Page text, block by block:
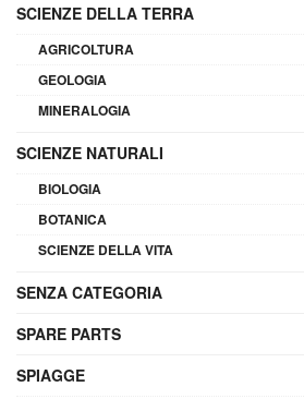
SCIENZE DELLA TERRA
AGRICOLTURA
GEOLOGIA
MINERALOGIA
SCIENZE NATURALI
BIOLOGIA
BOTANICA
SCIENZE DELLA VITA
SENZA CATEGORIA
SPARE PARTS
SPIAGGE